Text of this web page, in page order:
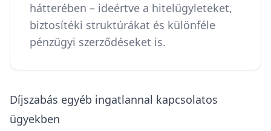
hátterében – ideértve a hitelügyleteket,
biztosítéki struktúrákat és különféle
pénzügyi szerződéseket is.
Díjszabás egyéb ingatlannal kapcsolatos
ügyekben